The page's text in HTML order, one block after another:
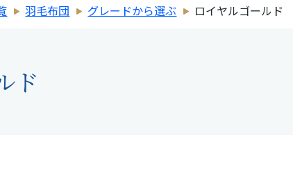
羽毛布団 グレードから選ぶ ロイヤルゴールド
ド